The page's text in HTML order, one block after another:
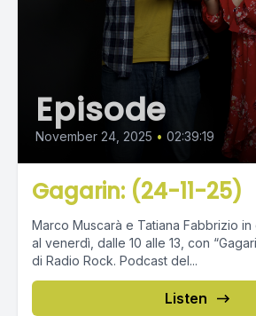
Episode
November 24, 2025 • 02:39:19
Gagarin: (24-11-25)
Marco Muscarà e Tatiana Fabbrizio
al venerdì, dalle 10 alle 13, con
di Radio Rock. Podcast del...
Listen